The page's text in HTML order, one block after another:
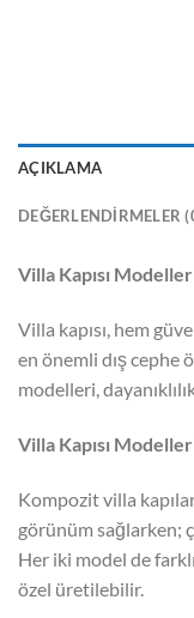
AÇIKLAMA
DEĞERLENDIRMELER
Villa Kapısı
Villa kapısı, hem
en önemli dış cephe
modelleri,
Villa Kapısı
Kompozit villa
görünüm sağlarken;
Her iki model de
özel üretilebilir.